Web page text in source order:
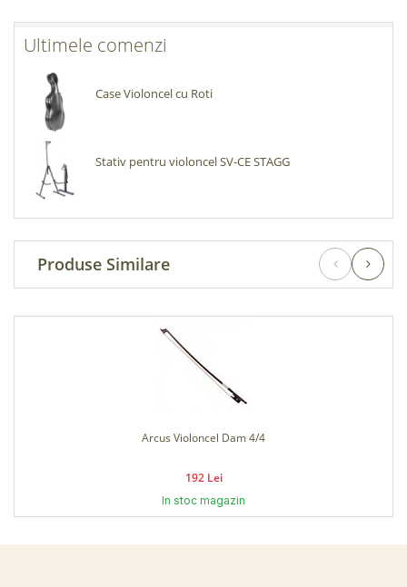
Ultimele comenzi
Case Violoncel cu Roti
Stativ pentru violoncel SV-CE STAGG
Produse Similare